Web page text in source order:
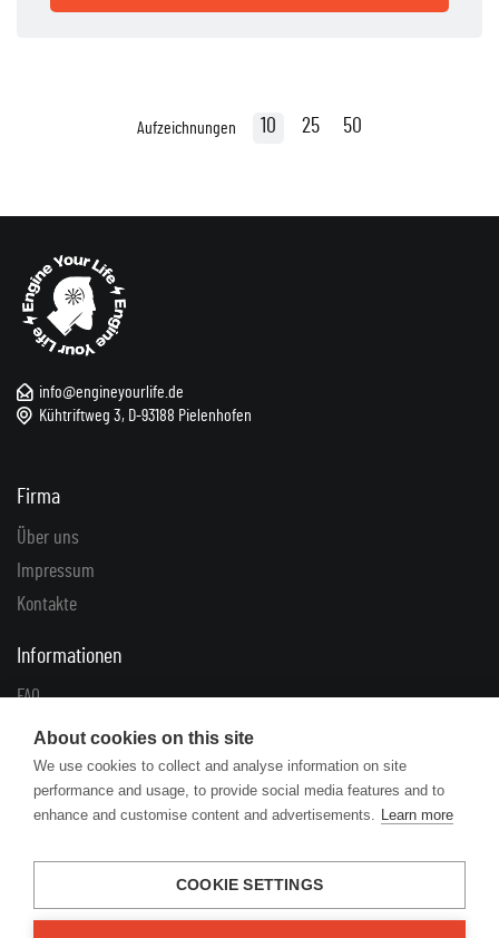
Aufzeichnungen 10 25 50
info@engineyourlife.de
Kühtriftweg 3, D-93188 Pielenhofen
Firma
Über uns
Impressum
Kontakte
Informationen
FAQ
Geschäftsbedingungen
Datenschutz
Zuschüsse
Rücklieferungen
About cookies on this site
We use cookies to collect and analyse information on site
performance and usage, to provide social media features and to
enhance and customise content and advertisements. Learn more
COOKIE SETTINGS